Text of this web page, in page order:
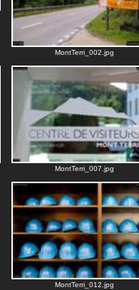
MontTerri_002.jpg
MontTerri_007.jpg
MontTerri_012.jpg